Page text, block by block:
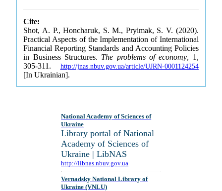
Cite:
Shot, A. P., Honcharuk, S. M., Pryimak, S. V. (2020).
Practical Aspects of the Implementation of International
Financial Reporting Standards and Accounting Policies
in Business Structures. The problems of economy, 1,
305-311. http://jnas.nbuv.gov.ua/article/UJRN-0001124254
[In Ukrainian].
National Academy of Sciences of
Ukraine
Library portal of National
Academy of Sciences of
Ukraine | LibNAS
http://libnas.nbuv.gov.ua
Vernadsky National Library of
Ukraine (VNLU)